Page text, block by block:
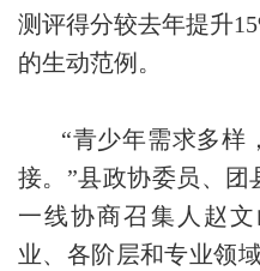
测评得分较去年提升
的生动范例。
“青少年需求多样
接。”县政协委员、
一线协商召集人赵
业、各阶层和专业领